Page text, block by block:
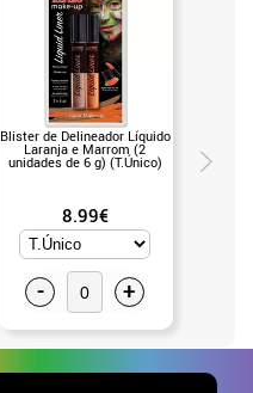
Blister de Delineador Líquido
Laranja e Marrom (2
unidades de 6 g) (T.Único)
8.99€
- +